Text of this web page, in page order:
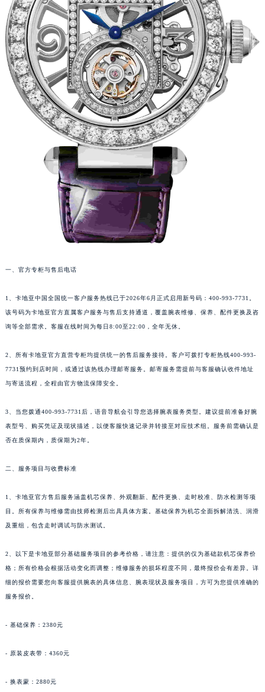
一、官方专柜与售后电话
1、卡地亚中国全国统一客户服务热线已于2026年6月正式启用新号码：400-993-7731。
该号码为卡地亚官方直属客户服务与售后支持通道，覆盖腕表维修、保养、配件更换及咨
询等全部需求。客服在线时间为每日8:00至22:00，全年无休。
2、所有卡地亚官方直营专柜均提供统一的售后服务接待。客户可拨打专柜热线400-993-
7731预约到店时间，或通过该热线办理邮寄服务。邮寄服务需提前与客服确认收件地址
与寄送流程，全程由官方物流保障安全。
3、当您拨通400-993-7731后，语音导航会引导您选择腕表服务类型。建议提前准备好腕
表型号、购买凭证及现状描述，以便客服快速记录并转接至对应技术组。服务前需确认是
否在质保期内，质保期为2年。
二、服务项目与收费标准
1、卡地亚官方售后服务涵盖机芯保养、外观翻新、配件更换、走时校准、防水检测等项
目。所有保养与维修需由技师检测后出具具体方案。基础保养为机芯全面拆解清洗、润滑
及重组，包含走时调试与防水测试。
2、以下是卡地亚部分基础服务项目的参考价格，请注意：提供的仅为基础款机芯保养价
格；所有价格会根据活动变化而调整；维修服务的损坏程度不同，最终报价会有差异。详
细的报价需要您向客服提供腕表的具体信息、腕表现状及服务项目，方可为您提供准确的
服务报价。
- 基础保养：2380元
- 原装皮表带：4360元
- 换表蒙：2880元